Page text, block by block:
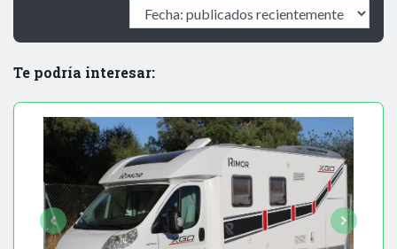
Te podría interesar: